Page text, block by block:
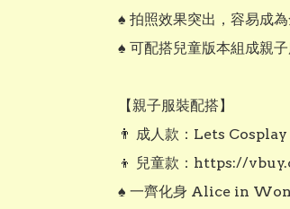
♠️ 拍照效果突出，容易成
♠️ 可配搭兒童版本組成親
【親子服裝配搭】
👨 成人款：Lets Cosplay
👦 兒童款：https://
♠️ 一齊化身 Alice in